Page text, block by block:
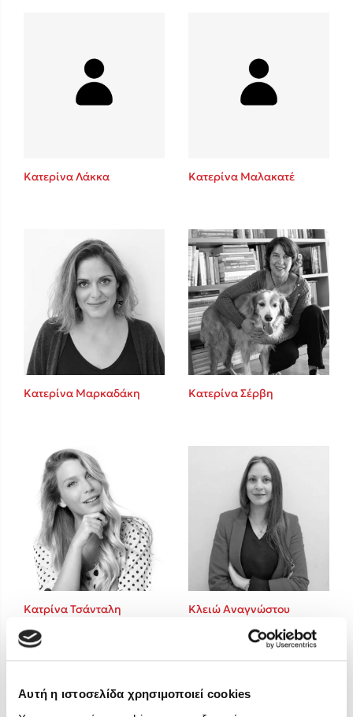
Αυτή η ιστοσελίδα χρησιμοποιεί cookies
Δημοφιλείς Συγγραφείς
Φυστίκι ΠουΚυλάει
Παύλος Καστανάς
El Sombrero
Στέφανος Ξενάκης
Sebastian Fitzek
Lucinda Riley
Mimi Matthews
Benzamin Bécue
Rebecca Yarros
Teo Benedetti
Τζένη Κουτσοδημητροπούλου
Ali Hazelwood
Cori Doerrfeld
Pierdomenico Baccalario
Δανάη Ιμπραχήμ
Κατερίνα Λάκκα Κατερίνα Μαλακατέ
Κατερίνα Μαρκαδάκη Κατερίνα Σέρβη
Κατρίνα Τσάνταλη Κλειώ Αναγνώστου